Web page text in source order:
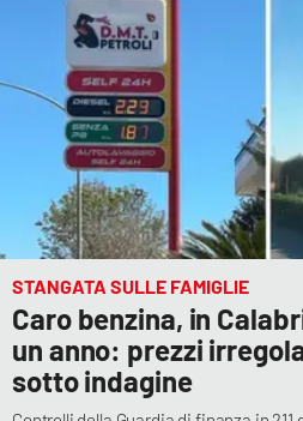
Imprese Di Calabria
Le perfidie di Antonella
Venti di comunicazione
STREAMING
LaC TV
LaC Network
STANGATA SULLE FAMIGLIE
Caro benzina, in
un anno: prezzi
sotto indagine